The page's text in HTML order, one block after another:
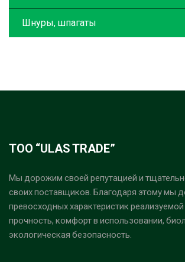
Шнуры, шпагаты
ТОО “ULAS TRADE”
Мы дорожим своей репутацией и
своих поставщиков. Благодаря этому мы
превосходных характеристик
прочность, комфорт в использовании,
экологическая безопасность.